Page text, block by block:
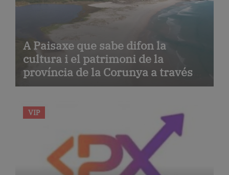
A Paisaxe que sabe difon la
cultura i el patrimoni de la
província de la Corunya a través
de la seva gastronomia
VIP